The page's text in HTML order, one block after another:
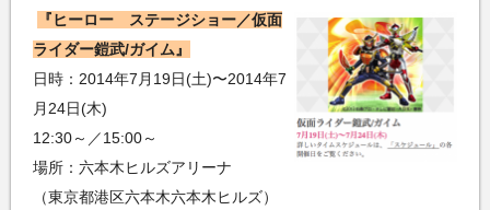
『ヒーロー ステージショー／仮面
ライダー鎧武/ガイム』
日時：2014年7月19日(土)〜2014年7
月24日(木)
12:30～／15:00～
場所：六本木ヒルズアリーナ
（東京都港区六本木六本木ヒルズ）